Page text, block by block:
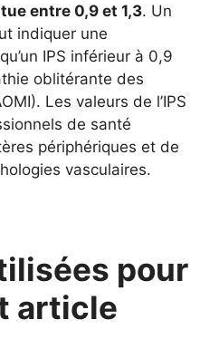
entre 0,9 et 1,3. Un
indiquer une
IPS inférieur à 0,9
oblitérante des
Les valeurs de l’IPS
de santé
périphériques et de
vasculaires.
pour
article